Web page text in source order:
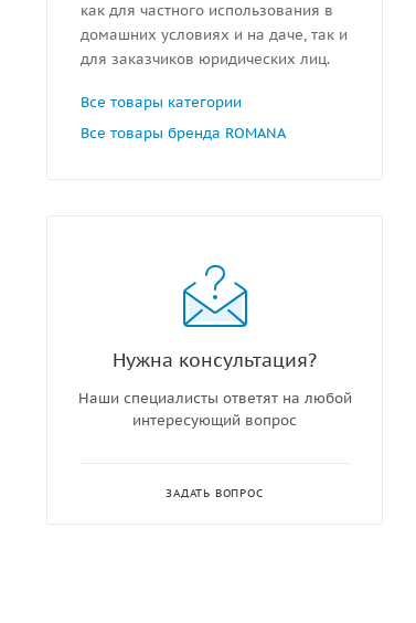
как для частного использования в
домашних условиях и на даче, так и
для заказчиков юридических лиц.
Все товары категории
Все товары бренда ROMANA
Нужна консультация?
Наши специалисты ответят на любой
интересующий вопрос
ЗАДАТЬ ВОПРОС